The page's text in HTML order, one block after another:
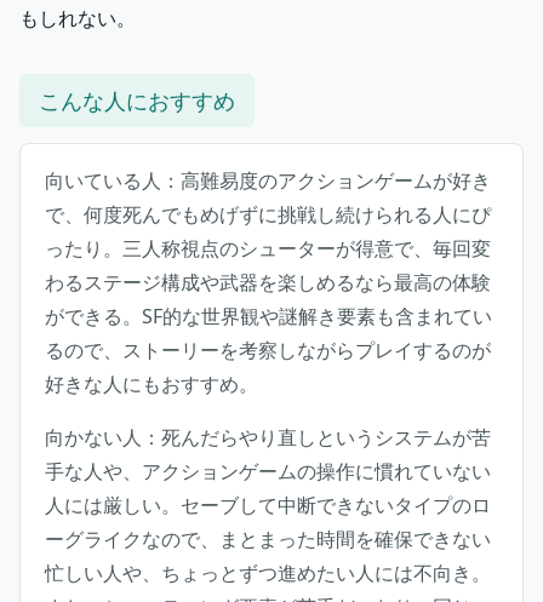
もしれない。
こんな人におすすめ
向いている人：高難易度のアクションゲームが好き
で、何度死んでもめげずに挑戦し続けられる人にぴ
ったり。三人称視点のシューターが得意で、毎回変
わるステージ構成や武器を楽しめるなら最高の体験
ができる。SF的な世界観や謎解き要素も含まれてい
るので、ストーリーを考察しながらプレイするのが
好きな人にもおすすめ。
向かない人：死んだらやり直しというシステムが苦
手な人や、アクションゲームの操作に慣れていない
人には厳しい。セーブして中断できないタイプのロ
ーグライクなので、まとまった時間を確保できない
忙しい人や、ちょっとずつ進めたい人には不向き。